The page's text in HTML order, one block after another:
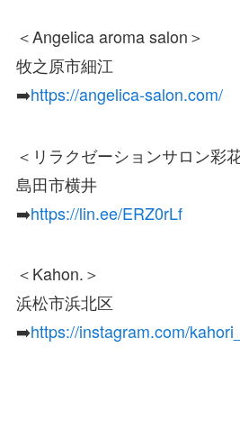
＜Angelica aroma salon＞
牧之原市細江
➡️https://angelica-salon.com/
＜リラクゼーションサロン彩
島田市横井
➡️https://lin.ee/ERZ0rLf
＜Kahon.＞
浜松市浜北区
➡️https://instagram.com/